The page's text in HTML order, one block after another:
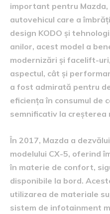
important pentru Mazda,
autovehicul care a
design KODO și
anilor, acest model a
modernizări și facelift-
aspectul, cât și
a fost admirată pentru
eficiența în consumul de
semnificativ la creșterea
În 2017, Mazda a
modelului CX-5, oferind
în materie de confort,
disponibile la bord.
utilizarea de materiale
sistem de infotainment